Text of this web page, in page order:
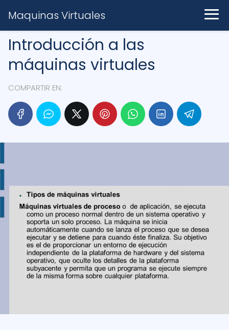
Maquinas Virtuales
Introducción a las
máquinas virtuales
COMPARTIR EN: